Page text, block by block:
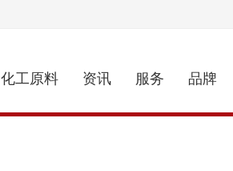
化工原料 资讯 服务 品牌